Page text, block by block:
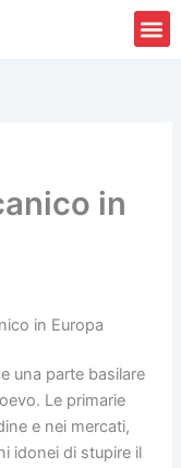
in
in Europa
una parte basilare
Le primarie
e nei mercati,
idonei di stupire il